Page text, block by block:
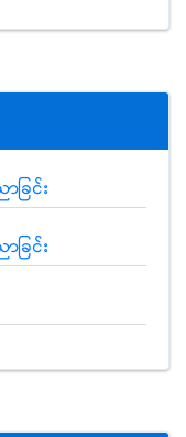
ြင်း
ြင်း